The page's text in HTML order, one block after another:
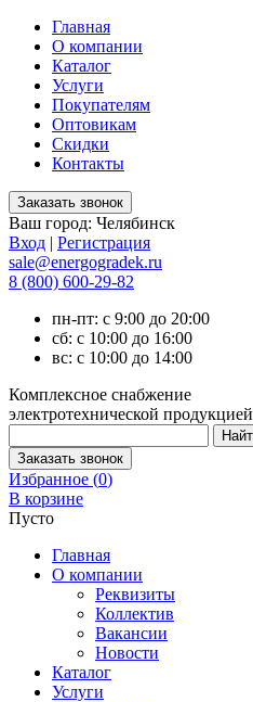
Главная
О компании
Каталог
Услуги
Покупателям
Оптовикам
Скидки
Контакты
Ваш город: Челябинск
Вход | Регистрация
sale@energogradek.ru
8 (800) 600-29-82
пн-пт: с 9:00 до 20:00
сб: с 10:00 до 16:00
вс: с 10:00 до 14:00
Комплексное снабжение
электротехнической продукцией
Избранное (0)
В корзине
Пусто
Главная
О компании
Реквизиты
Коллектив
Вакансии
Новости
Каталог
Услуги